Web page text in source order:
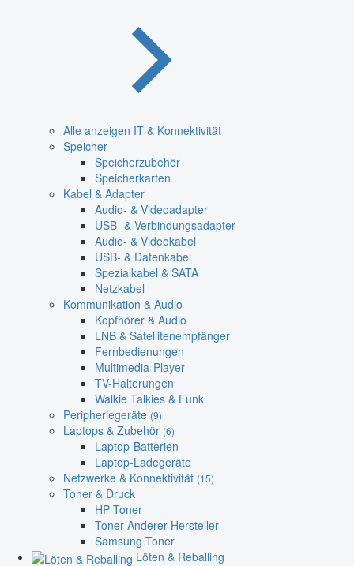
Alle anzeigen IT & Konnektivität
Speicher
Speicherzubehör
Speicherkarten
Kabel & Adapter
Audio- & Videoadapter
USB- & Verbindungsadapter
Audio- & Videokabel
USB- & Datenkabel
Spezialkabel & SATA
Netzkabel
Kommunikation & Audio
Kopfhörer & Audio
LNB & Satellitenempfänger
Fernbedienungen
Multimedia-Player
TV-Halterungen
Walkie Talkies & Funk
Peripheriegeräte (9)
Laptops & Zubehör (6)
Laptop-Batterien
Laptop-Ladegeräte
Netzwerke & Konnektivität (15)
Toner & Druck
HP Toner
Toner Anderer Hersteller
Samsung Toner
Löten & Reballing